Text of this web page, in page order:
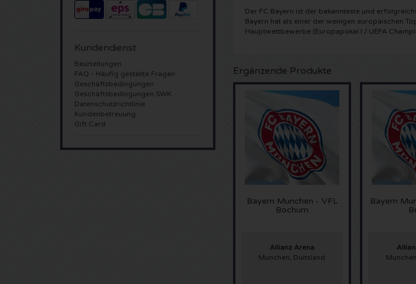
Kundendienst
Beurteilungen
FAQ - Häufig gestellte Fragen
Geschäftsbedingungen
Geschäftsbedingungen SWK
Datenschutzrichtlinie
Kundenbetreuung
Gift Card
Der FC Bayern ist der bekannteste und
Bayern hat als einer der wenigen europäischen
Hauptwettbewerbe (Europapokal I / UEFA
Ergänzende Produkte
Bayern Munchen - VFL
Bochum
Allianz Arena
Munchen, Duitsland
Bayern